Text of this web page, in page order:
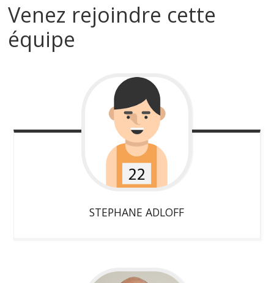
Venez rejoindre cette
équipe
STEPHANE ADLOFF